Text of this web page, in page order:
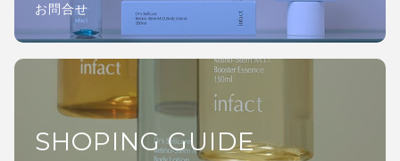
お問合せ
SHOPING GUIDE